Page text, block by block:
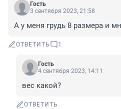
Гость
3 сентября 2023, 21:58
А у меня грудь 8 размера и
ОТВЕТИТЬ 1
Гость
4 сентября 2023, 14:11
вес какой?
ОТВЕТИТЬ